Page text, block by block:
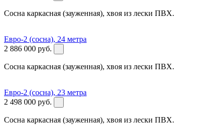
Сосна каркасная (зауженная), хвоя из лески ПВХ.
Евро-2 (сосна), 24 метра
2 886 000 руб.
Сосна каркасная (зауженная), хвоя из лески ПВХ.
Евро-2 (сосна), 23 метра
2 498 000 руб.
Сосна каркасная (зауженная), хвоя из лески ПВХ.